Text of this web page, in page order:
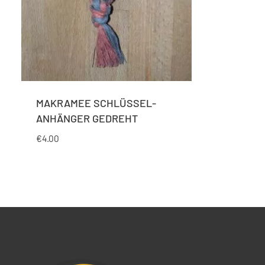
MAKRAMEE SCHLÜSSEL-
ANHÄNGER GEDREHT
€4.00